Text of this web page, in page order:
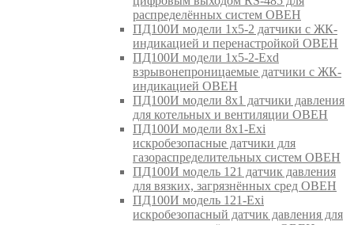
распределённых систем ОВЕН
ПД100И модели 1х5-2 датчики с ЖК-
индикацией и перенастройкой ОВЕН
ПД100И модели 1х5-2-Exd
взрывонепроницаемые датчики с ЖК-
индикацией ОВЕН
ПД100И модели 8х1 датчики давления
для котельных и вентиляции ОВЕН
ПД100И модели 8х1-Exi
искробезопасные датчики для
газораспределительных систем ОВЕН
ПД100И модель 121 датчик давления
для вязких, загрязнённых сред ОВЕН
ПД100И модель 121-Exi
искробезопасный датчик давления для